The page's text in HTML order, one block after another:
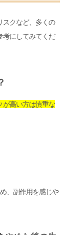
スクなど、多くの
考にしてみてくだ
が高い方は慎重な
、副作用を感じや